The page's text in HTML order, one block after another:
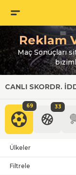
Reklam
Maç Sonuçları
CANLI SKORDR.
69 33
Ülkeler
Filtrele